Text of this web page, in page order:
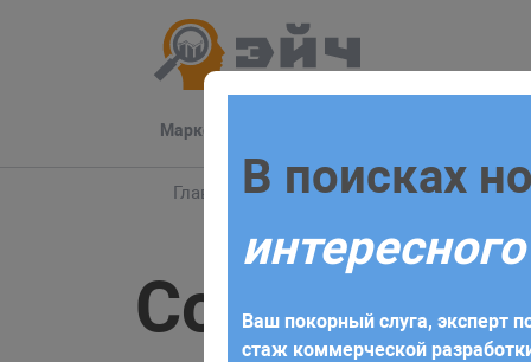
Маркетинг
Главная Блог Bitrix24 События в
События в
Заполните
Для начала сотрудничества
получите коммерческое
требований и поставленных
В поисках
Ваш покорный слуга, эксперт
стаж коммерческой